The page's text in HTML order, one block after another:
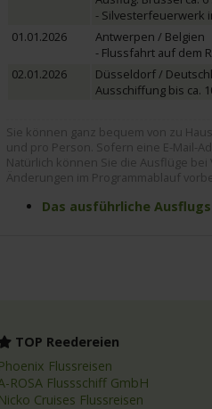
- Silvesterfeuerwerk
01.01.2026
Antwerpen / Belgien
- Flussfahrt auf dem
02.01.2026
Düsseldorf /
Ausschiffung bis ca.
Sie können ganz bequem von zu
und pro Person. Sofern eine E-Mail-
Natürlich können Sie die Ausflüge
Änderungen im Programmablauf
Das ausführliche
TOP Reedereien
Phoenix Flussreisen
ROSA Flussschiff GmbH
Nicko Cruises Flussreisen